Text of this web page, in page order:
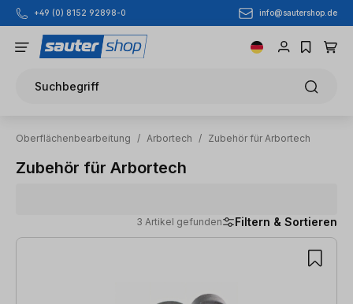
Zum Hauptinhalt springen
+49 (0) 8152 92898-0 info@sautershop.de
Suchbegriff
Oberflächenbearbeitung / Arbortech / Zubehör für Arbortech
Zubehör für Arbortech
3 Artikel gefunden Filtern & Sortieren
3 Artikel gefunden